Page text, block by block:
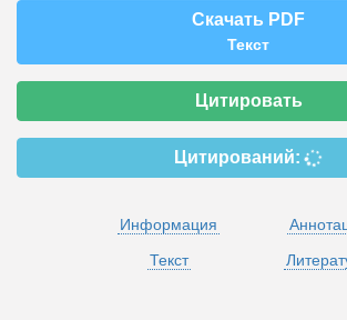
Скачать PDF
Текст
Цитировать
Цитирований:
Информация
Текст